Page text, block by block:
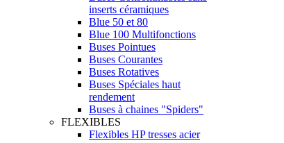
inserts céramiques
Blue 50 et 80
Blue 100 Multifonctions
Buses Pointues
Buses Courantes
Buses Rotatives
Buses Spéciales haut
rendement
Buses à chaines "Spiders"
FLEXIBLES
Flexibles HP tresses acier